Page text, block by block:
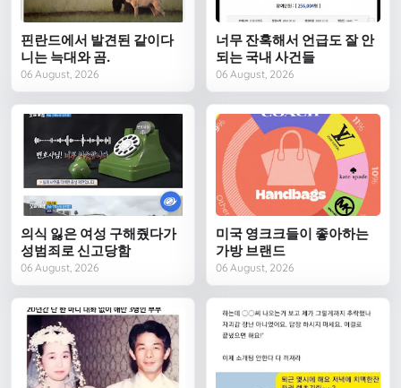
핀란드에서 발견된 같이다
니는 늑대와 곰.
06 August, 2026
너무 잔혹해서 언급도 잘 안
되는 국내 사건들
06 August, 2026
의식 잃은 여성 구해줬다가
성범죄로 신고당함
06 August, 2026
미국 영크크들이 좋아하는
가방 브랜드
06 August, 2026